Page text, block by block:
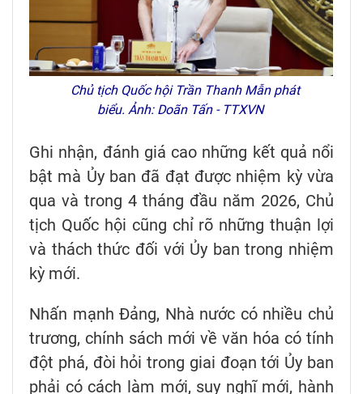
Chủ tịch Quốc hội Trần Thanh Mẫn phát
biểu. Ảnh: Doãn Tấn - TTXVN
Ghi nhận, đánh giá cao những kết quả nổi
bật mà Ủy ban đã đạt được nhiệm kỳ vừa
qua và trong 4 tháng đầu năm 2026, Chủ
tịch Quốc hội cũng chỉ rõ những thuận lợi
và thách thức đối với Ủy ban trong nhiệm
kỳ mới.
Nhấn mạnh Đảng, Nhà nước có nhiều chủ
trương, chính sách mới về văn hóa có tính
đột phá, đòi hỏi trong giai đoạn tới Ủy ban
phải có cách làm mới, suy nghĩ mới, hành